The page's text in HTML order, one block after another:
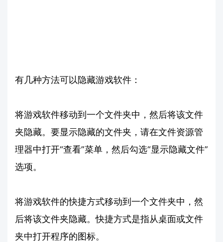
有几种方法可以隐藏游戏软件：
将游戏软件移动到一个文件夹中，然后将该文件
夹隐藏。要显示隐藏的文件夹，请在文件资源管
理器中打开“查看”菜单，然后勾选“显示隐藏文件”
选项。
将游戏软件的快捷方式移动到一个文件夹中，然
后将该文件夹隐藏。快捷方式是指从桌面或文件
夹中打开程序的图标。